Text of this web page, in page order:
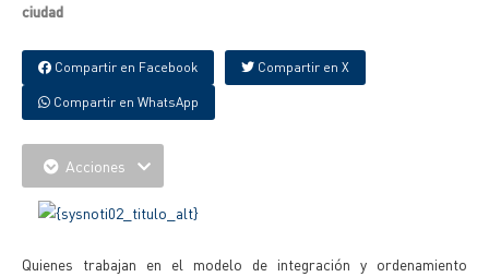
ciudad
Compartir en Facebook Compartir en X
Compartir en WhatsApp
Acciones
Quienes trabajan en el modelo de integración y ordenamiento